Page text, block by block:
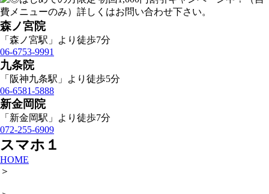
森ノ宮院
「森ノ宮駅」より徒歩7分
06-6753-9991
九条院
「阪神九条駅」より徒歩5分
06-6581-5888
新金岡院
「新金岡駅」より徒歩7分
072-255-6909
スマホ１
HOME
＞